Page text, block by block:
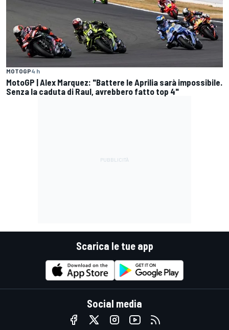
MOTOGP4 h
MotoGP | Alex Marquez: "Battere le Aprilia sarà impossibile.
Senza la caduta di Raul, avrebbero fatto top 4"
Scarica le tue app
Social media